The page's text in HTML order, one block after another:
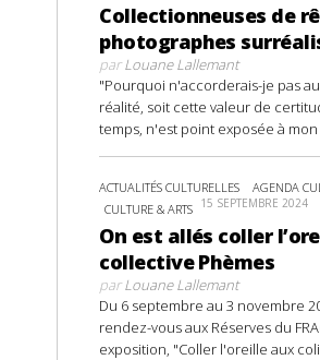
Collectionneuses de
photographes
parLouane Lallemant
"Pourquoi n'accorderais-je pas
réalité, soit cette valeur de
temps, n'est point exposée à mon
ACTUALITÉS CULTURELLES AGENDA
CULTURE & ARTS 15 SEPTEMBRE 2024
On est allés coller
collective Phèmes
parLouane Lallemant
Du 6 septembre au 3 novembre
rendez-vous aux Réserves du
exposition, "Coller l'oreille aux